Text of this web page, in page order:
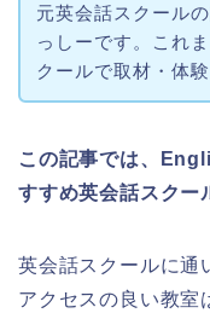
元英会話スクール
っしーです。これ
クールで取材・体
この記事では、
すすめ英会話スクー
英会話スクールに通
アクセスの良い教室